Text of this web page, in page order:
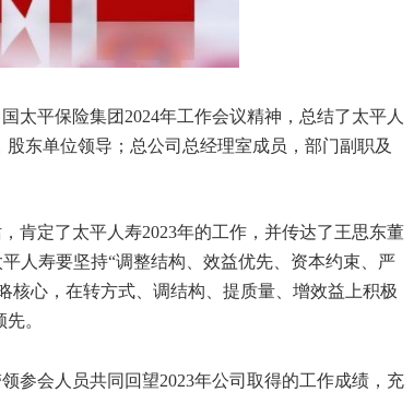
太平保险集团2024年工作会议精神，总结了太平人
股东单位领导；总公司总经理室成员，部门副职及
肯定了太平人寿2023年的工作，并传达了王思东董
人寿要坚持“调整结构、效益优先、资本约束、严
核心，在转方式、调结构、提质量、增效益上积极
。
参会人员共同回望2023年公司取得的工作成绩，充